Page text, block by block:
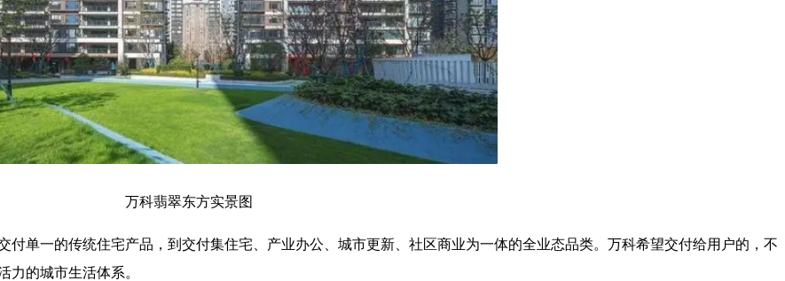
万科翡翠东方实景图
付单一的传统住宅产品，到交付集住宅、产业办公、城市更新、社区商业为一体的全业态品类。万科希望交付给用户的，不
力的城市生活体系。